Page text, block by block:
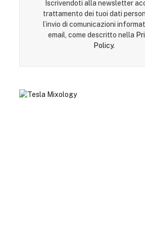
Iscrivendoti alla newsletter
trattamento dei tuoi dati
l’invio di comunicazioni
email, come descritto nella
Policy.